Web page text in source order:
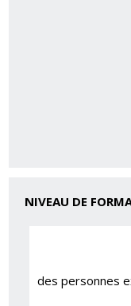
NIVEAU DE
des personnes